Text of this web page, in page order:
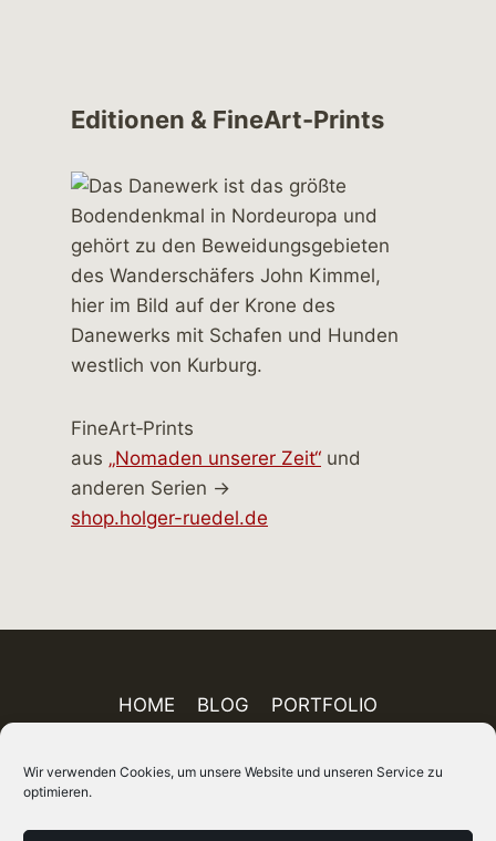
Wir verwenden Cookies, um unsere Website und unseren Service zu
optimieren.
Editionen & FineArt-Prints
FineArt‑Prints
aus „Nomaden unserer Zeit“ und
anderen Serien →
shop.holger-ruedel.de
HOME BLOG
PORTFOLIO
ÜBER MICH
DATENSCHUTZ
AGB SITEMAP